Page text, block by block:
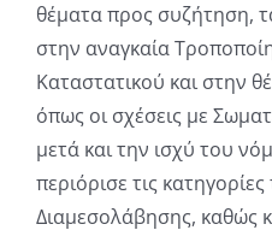
θέματα προς συζήτηση,
στην αναγκαία
Καταστατικού και στην
όπως οι σχέσεις με
μετά και την ισχύ του
περιόρισε τις
Διαμεσολάβησης, καθώς